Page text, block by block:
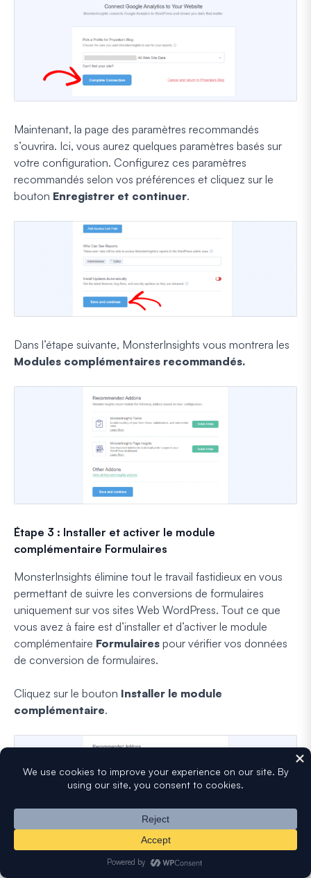
Maintenant, la page des paramètres recommandés
s’ouvrira. Ici, vous aurez quelques paramètres basés sur
votre configuration. Configurez ces paramètres
recommandés selon vos préférences et cliquez sur le
bouton Enregistrer et continuer.
Dans l’étape suivante, MonsterInsights vous montrera les
Modules complémentaires recommandés.
Étape 3 : Installer et activer le module
complémentaire Formulaires
MonsterInsights élimine tout le travail fastidieux en vous
permettant de suivre les conversions de formulaires
uniquement sur vos sites Web WordPress. Tout ce que
vous avez à faire est d’installer et d’activer le module
complémentaire Formulaires pour vérifier vos données
de conversion de formulaires.
Cliquez sur le bouton Installer le module
complémentaire.